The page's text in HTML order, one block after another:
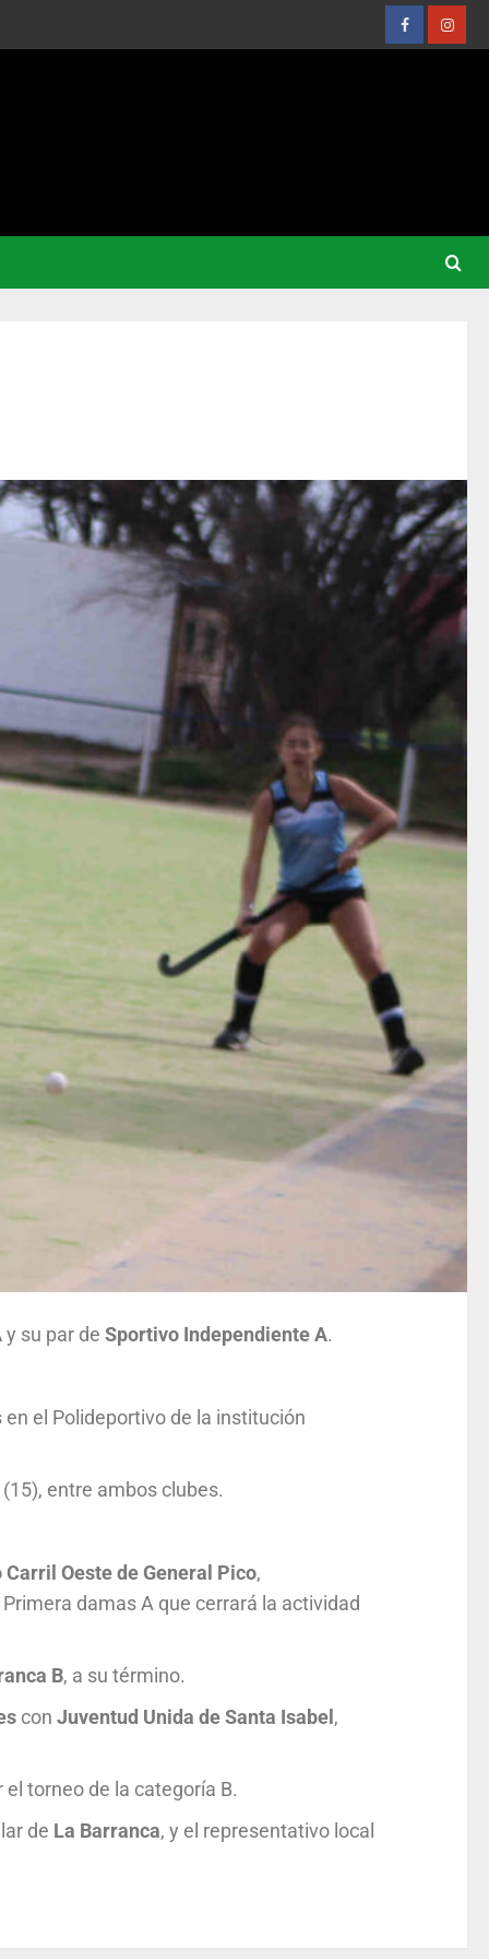
y su par de Sportivo Independiente A.
el Polideportivo de la institución
entre ambos clubes.
Carril Oeste de General Pico,
damas A que cerrará la actividad
B, a su término.
con Juventud Unida de Santa Isabel,
torneo de la categoría B.
de La Barranca, y el representativo local